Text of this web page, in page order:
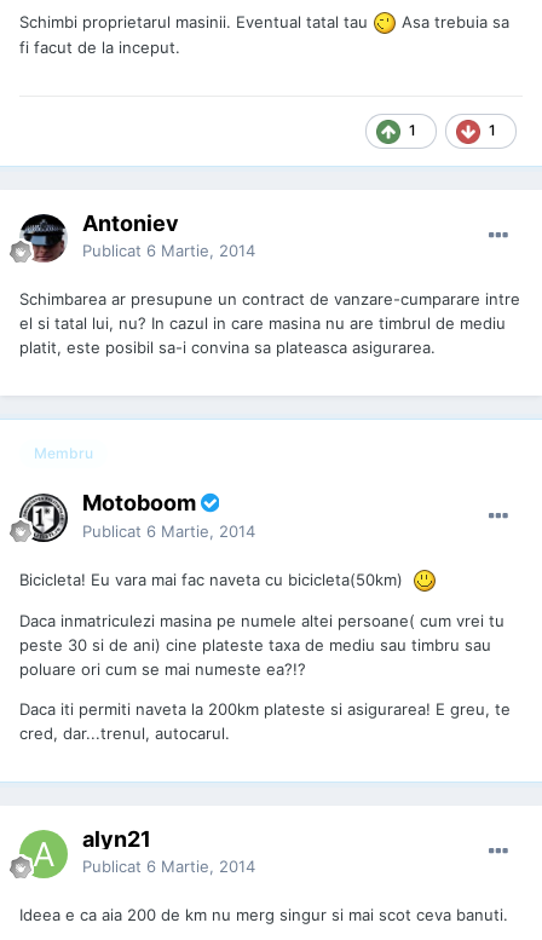
Schimbi proprietarul masinii. Eventual tatal tau
Asa trebuia sa
fi facut de la inceput.
1 1
Antoniev
Publicat 6 Martie, 2014
Schimbarea ar presupune un contract de vanzare-cumparare intre
el si tatal lui, nu? In cazul in care masina nu are timbrul de mediu
platit, este posibil sa-i convina sa plateasca asigurarea.
Membru
Motoboom
Publicat 6 Martie, 2014
Bicicleta! Eu vara mai fac naveta cu bicicleta(50km)
Daca inmatriculezi masina pe numele altei persoane( cum vrei tu
peste 30 si de ani) cine plateste taxa de mediu sau timbru sau
poluare ori cum se mai numeste ea?!?
Daca iti permiti naveta la 200km plateste si asigurarea! E greu, te
cred, dar...trenul, autocarul.
alyn21
Publicat 6 Martie, 2014
Ideea e ca aia 200 de km nu merg singur si mai scot ceva banuti.